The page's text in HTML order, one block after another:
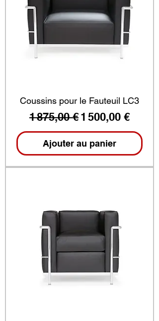
Coussins pour le Fauteuil LC3
Prix original
1 875,00 €Prix
1 500,00 €
Ajouter au panier